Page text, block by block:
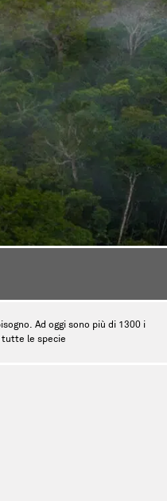
Ad oggi sono più di 1300 i
tutte le specie